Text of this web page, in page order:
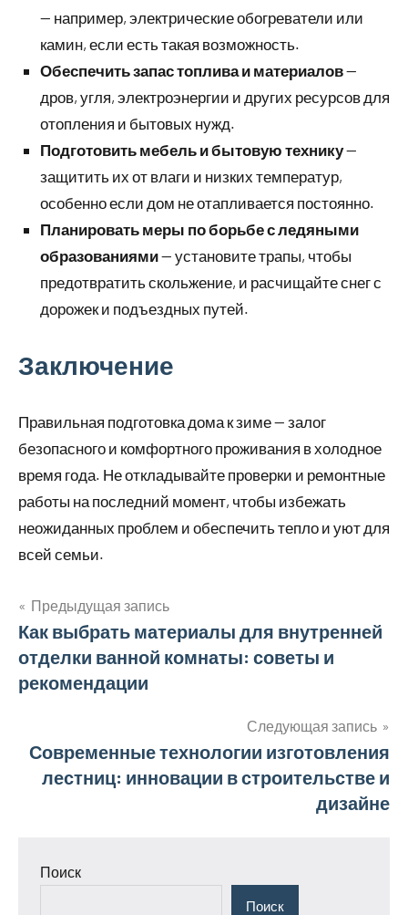
— например, электрические обогреватели или
камин, если есть такая возможность.
Обеспечить запас топлива и материалов—
дров, угля, электроэнергии и других ресурсов для
отопления и бытовых нужд.
Подготовить мебель и бытовую технику—
защитить их от влаги и низких температур,
особенно если дом не отапливается постоянно.
Планировать меры по борьбе с ледяными
образованиями— установите трапы, чтобы
предотвратить скольжение, и расчищайте снег с
дорожек и подъездных путей.
Заключение
Правильная подготовка дома к зиме — залог
безопасного и комфортного проживания в холодное
время года. Не откладывайте проверки и ремонтные
работы на последний момент, чтобы избежать
неожиданных проблем и обеспечить тепло и уют для
всей семьи.
Навигация
по
Предыдущая запись
Как выбрать материалы для внутренней
отделки ванной комнаты: советы и
рекомендации
Следующая запись
Современные технологии изготовления
лестниц: инновации в строительстве и
дизайне
Поиск
Поиск